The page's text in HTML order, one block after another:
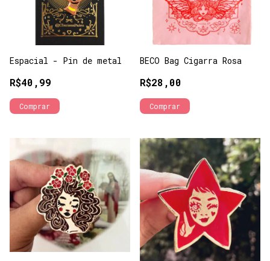
Espacial - Pin de metal
R$40,99
BECO Bag Cigarra Rosa
R$28,00